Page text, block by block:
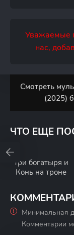
Уважаемые
нас,
Смотреть
(2025)
ЧТО ЕЩЕ
Три богатыря и
Конь на троне
Минимальная
Комментарии